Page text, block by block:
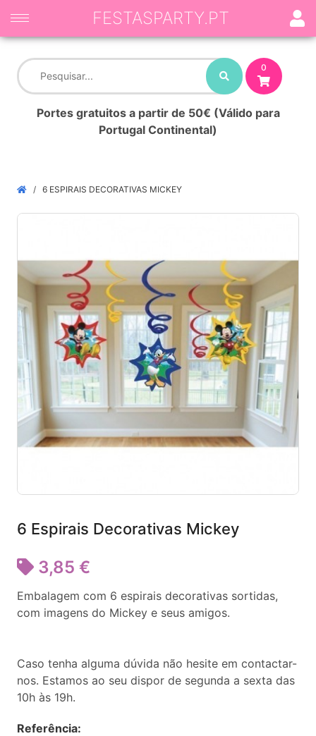
0
Portes gratuitos a partir de 50€ (Válido para
Portugal Continental)
FESTASPARTY.PT
6 ESPIRAIS DECORATIVAS MICKEY
6 Espirais Decorativas Mickey
3,85 €
Embalagem com 6 espirais decorativas sortidas,
com imagens do Mickey e seus amigos.
Caso tenha alguma dúvida não hesite em contactar-
nos. Estamos ao seu dispor de segunda a sexta das
10h às 19h.
Referência: